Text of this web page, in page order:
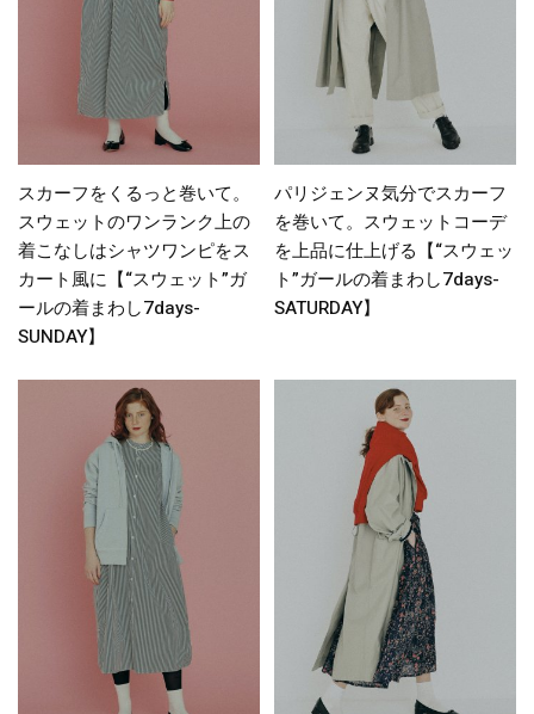
スカーフをくるっと巻いて。
スウェットのワンランク上の
着こなしはシャツワンピをス
カート風に【“スウェット”ガ
ールの着まわし7days-
SUNDAY】
パリジェンヌ気分でスカーフ
を巻いて。スウェットコーデ
を上品に仕上げる【“スウェッ
ト”ガールの着まわし7days-
SATURDAY】